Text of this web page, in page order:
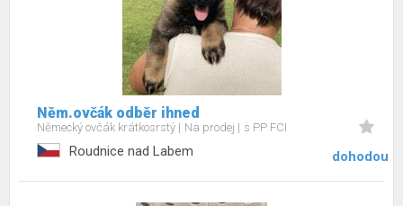
Něm.ovčák odběr ihned
Německý ovčák krátkosrstý Na prodej s PP FCI
Roudnice nad Labem dohodou